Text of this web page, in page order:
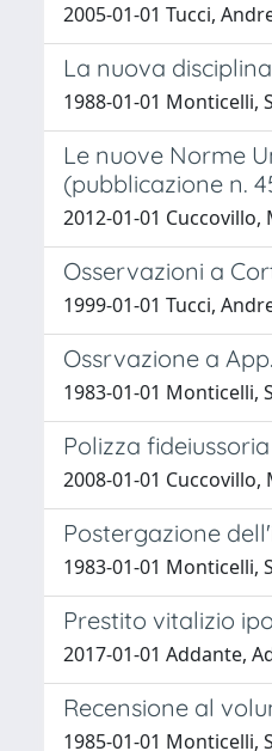
2005-01-01 Tucci,
La nuova
1988-01-01 Monticelli,
Le nuove Norme
(pubblicazione n.
2012-01-01 Cuccovillo,
Osservazioni a
1999-01-01 Tucci,
Ossrvazione a
1983-01-01 Monticelli,
Polizza
2008-01-01 Cuccovillo,
Postergazione
1983-01-01 Monticelli,
Prestito vitalizio
2017-01-01 Addante,
Recensione al
1985-01-01 Monticelli,